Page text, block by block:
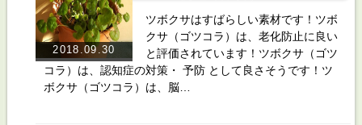
2018.09.30
ツボクサはすばらしい素材です！ツボ
クサ（ゴツコラ）は、老化防止に良い
と評価されています！ツボクサ（ゴツ
コラ）は、認知症の対策・ 予防 として良さそうです！ツ
ボクサ（ゴツコラ）は、脳…